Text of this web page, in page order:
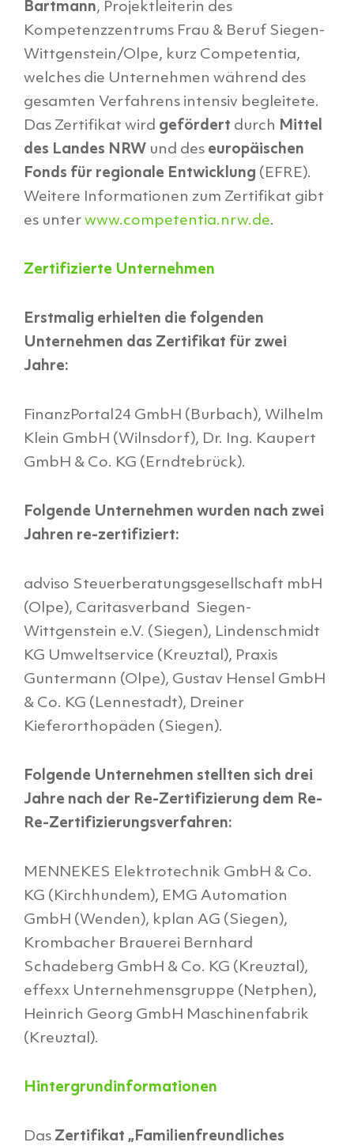
Bartmann, Projektleiterin des
Kompetenzzentrums Frau & Beruf Siegen-
Wittgenstein/Olpe, kurz Competentia,
welches die Unternehmen während des
gesamten Verfahrens intensiv begleitete.
Das Zertifikat wird gefördert durch Mittel
des Landes NRW und des europäischen
Fonds für regionale Entwicklung (EFRE).
Weitere Informationen zum Zertifikat gibt
es unter www.competentia.nrw.de.
Zertifizierte Unternehmen
Erstmalig erhielten die folgenden
Unternehmen das Zertifikat für zwei
Jahre:
FinanzPortal24 GmbH (Burbach), Wilhelm
Klein GmbH (Wilnsdorf), Dr. Ing. Kaupert
GmbH & Co. KG (Erndtebrück).
Folgende Unternehmen wurden nach zwei
Jahren re-zertifiziert:
adviso Steuerberatungsgesellschaft mbH
(Olpe), Caritasverband Siegen-
Wittgenstein e.V. (Siegen), Lindenschmidt
KG Umweltservice (Kreuztal), Praxis
Guntermann (Olpe), Gustav Hensel GmbH
& Co. KG (Lennestadt), Dreiner
Kieferorthopäden (Siegen).
Folgende Unternehmen stellten sich drei
Jahre nach der Re-Zertifizierung dem Re-
Re-Zertifizierungsverfahren:
MENNEKES Elektrotechnik GmbH & Co.
KG (Kirchhundem), EMG Automation
GmbH (Wenden), kplan AG (Siegen),
Krombacher Brauerei Bernhard
Schadeberg GmbH & Co. KG (Kreuztal),
effexx Unternehmensgruppe (Netphen),
Heinrich Georg GmbH Maschinenfabrik
(Kreuztal).
Hintergrundinformationen
Das Zertifikat „Familienfreundliches